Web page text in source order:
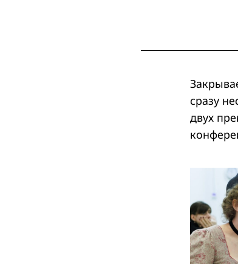
сразу
двух